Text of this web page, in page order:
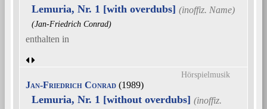
Lemuria, Nr. 1 [with overdubs]
(Jan-Friedrich Conrad)
enthalten in
Hörspielmusik
Jan-Friedrich Conrad (1989)
Lemuria, Nr. 1 [without overdubs]